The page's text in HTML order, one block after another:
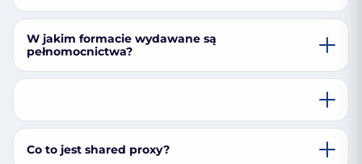
W jakim formacie wydawane są
pełnomocnictwa?
Co to jest shared proxy?